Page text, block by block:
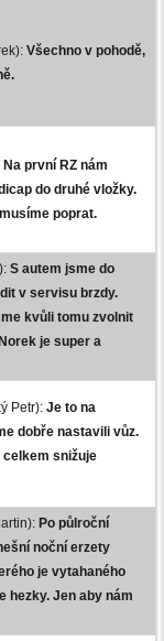
Všechno v pohodě,
Na první RZ nám
do druhé vložky.
poprat.
S autem jsme do
v servisu brzdy.
kvůli tomu zvolnit
je super a
Petr): Je to na
dobře nastavili vůz.
celkem snižuje
Po půlroční
noční erzety
je vytahaného
hezky. Jen aby nám